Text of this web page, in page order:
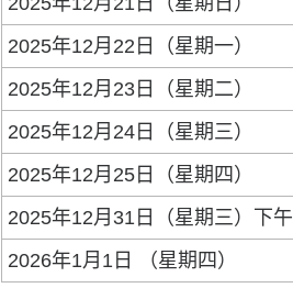
2025年12月22日（星期一）
2025年12月23日（星期二）
2025年12月24日（星期三）
2025年12月25日（星期四）
2025年12月31日（星期三）下午
2026年1月1日 （星期四）